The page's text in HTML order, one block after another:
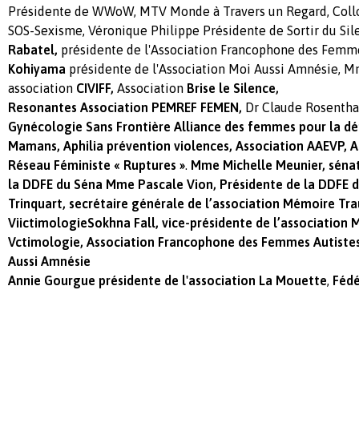
Présidente de WWoW, MTV Monde à Travers un Regard,
SOS-Sexisme, Véronique Philippe Présidente de Sortir du
Rabatel, présidente de l'Association Francophone des
Kohiyama présidente de l'Association Moi Aussi Amnésie,
association CIVIFF, Association Brise le Silence,
Resonantes Association PEMREF FEMEN, Dr Claude
Gynécologie Sans Frontière Alliance des femmes pour la
Mamans, Aphilia prévention violences, Association AAEVP,
Réseau Féministe « Ruptures ». Mme Michelle Meunier,
la DDFE du Séna Mme Pascale Vion, Présidente de la DDFE
Trinquart, secrétaire générale de l’association Mémoire
ViictimologieSokhna Fall, vice-présidente de l’association
Vctimologie, Association Francophone des Femmes
Aussi Amnésie
Annie Gourgue présidente de l'association La Mouette,